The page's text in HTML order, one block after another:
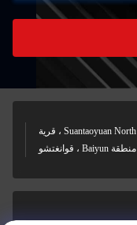
الغرفة B101 ، رقم 10 شارع Suantaoyuan North ، قرية